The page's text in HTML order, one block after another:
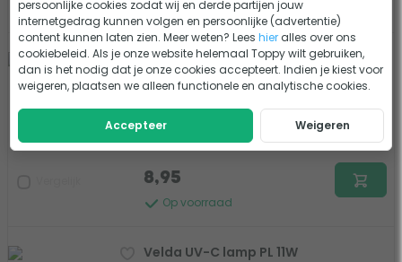
Op voorraad
Velda UV-C lamp PL 9W
3 beoordelingen
Vermogen: 9 watt
Lengte: 164 mm
Brandduur: 7.000 uur
Op voorraad
8,95
Velda UV-C lamp PL 11W
persoonlijke cookies zodat wij en derde partijen jouw
internetgedrag kunnen volgen en persoonlijke (advertentie)
content kunnen laten zien. Meer weten? Leeshier alles over ons
cookiebeleid. Als je onze website helemaal Toppy wilt gebruiken,
dan is het nodig dat je onze cookies accepteert. Indien je kiest voor
weigeren, plaatsen we alleen functionele en analytische cookies.
Accepteer Weigeren